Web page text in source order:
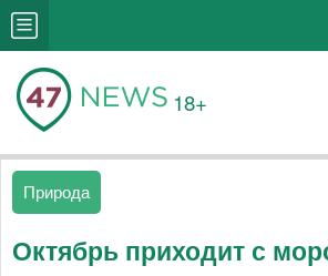
18+
Природа
Октябрь приходит с